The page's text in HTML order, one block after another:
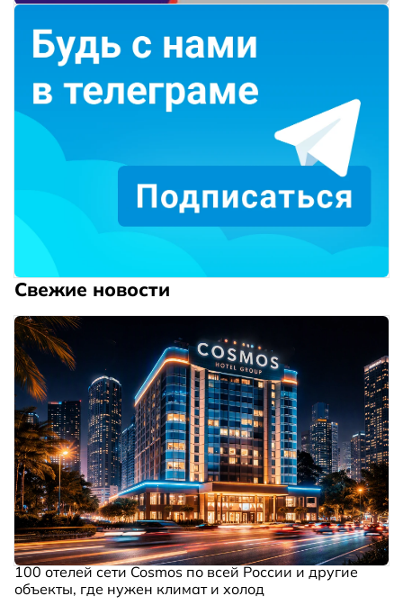
Свежие новости
100 отелей сети Cosmos по всей России и другие
объекты, где нужен климат и холод